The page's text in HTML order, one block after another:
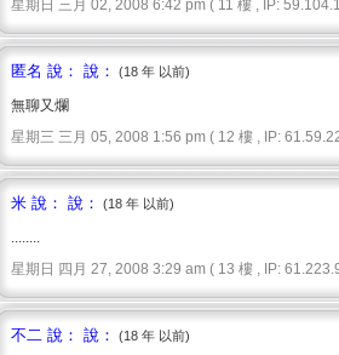
星期日 三月 02, 2008 6:42 pm ( 11 樓 , IP:
匿名 說： 說： (18 年 以前)
無聊又爛
星期三 三月 05, 2008 1:56 pm ( 12 樓 , IP:
米 說： 說： (18 年 以前)
........
星期日 四月 27, 2008 3:29 am ( 13 樓 , IP:
不二 說： 說： (18 年 以前)